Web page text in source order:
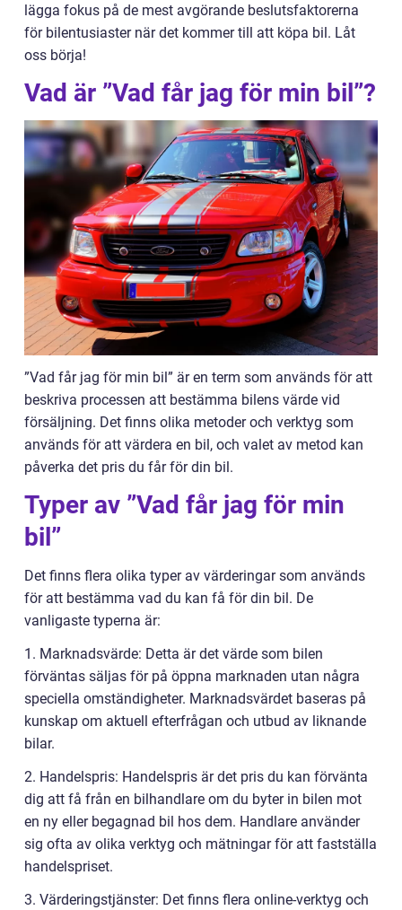
lägga fokus på de mest avgörande beslutsfaktorerna
för bilentusiaster när det kommer till att köpa bil. Låt
oss börja!
Vad är ”Vad får jag för min bil”?
”Vad får jag för min bil” är en term som används för att
beskriva processen att bestämma bilens värde vid
försäljning. Det finns olika metoder och verktyg som
används för att värdera en bil, och valet av metod kan
påverka det pris du får för din bil.
Typer av ”Vad får jag för min
bil”
Det finns flera olika typer av värderingar som används
för att bestämma vad du kan få för din bil. De
vanligaste typerna är:
1. Marknadsvärde: Detta är det värde som bilen
förväntas säljas för på öppna marknaden utan några
speciella omständigheter. Marknadsvärdet baseras på
kunskap om aktuell efterfrågan och utbud av liknande
bilar.
2. Handelspris: Handelspris är det pris du kan förvänta
dig att få från en bilhandlare om du byter in bilen mot
en ny eller begagnad bil hos dem. Handlare använder
sig ofta av olika verktyg och mätningar för att fastställa
handelspriset.
3. Värderingstjänster: Det finns flera online-verktyg och